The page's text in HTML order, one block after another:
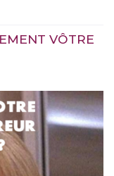
VÔTRE